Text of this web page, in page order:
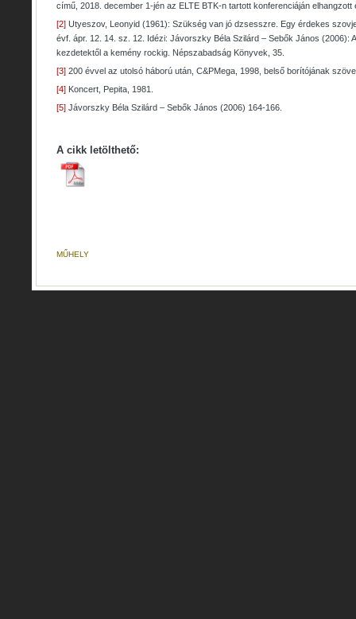
című, 2018. december 1-jén az ELTE BTK-n tartott konferenciáján
[2] Utyeszov, Leonyid (1961): Szükség van jó dzsesszre. Egy érdekes
évf. ápr. 12. 14. sz. 12. Idézi: Jávorszky Béla Szilárd – Sebők János (2006):
kezdetektől a kemény rockig. Népszabadság Könyvek, 35.
[3] 200 évvel az utolsó háború után, C&PMega, 1998, belső borítójának
[4] Koncert, Pepita, 1981.
[5] Jávorszky Béla Szilárd – Sebők János (2006) 164-166.
A cikk letölthető:
MŰHELY